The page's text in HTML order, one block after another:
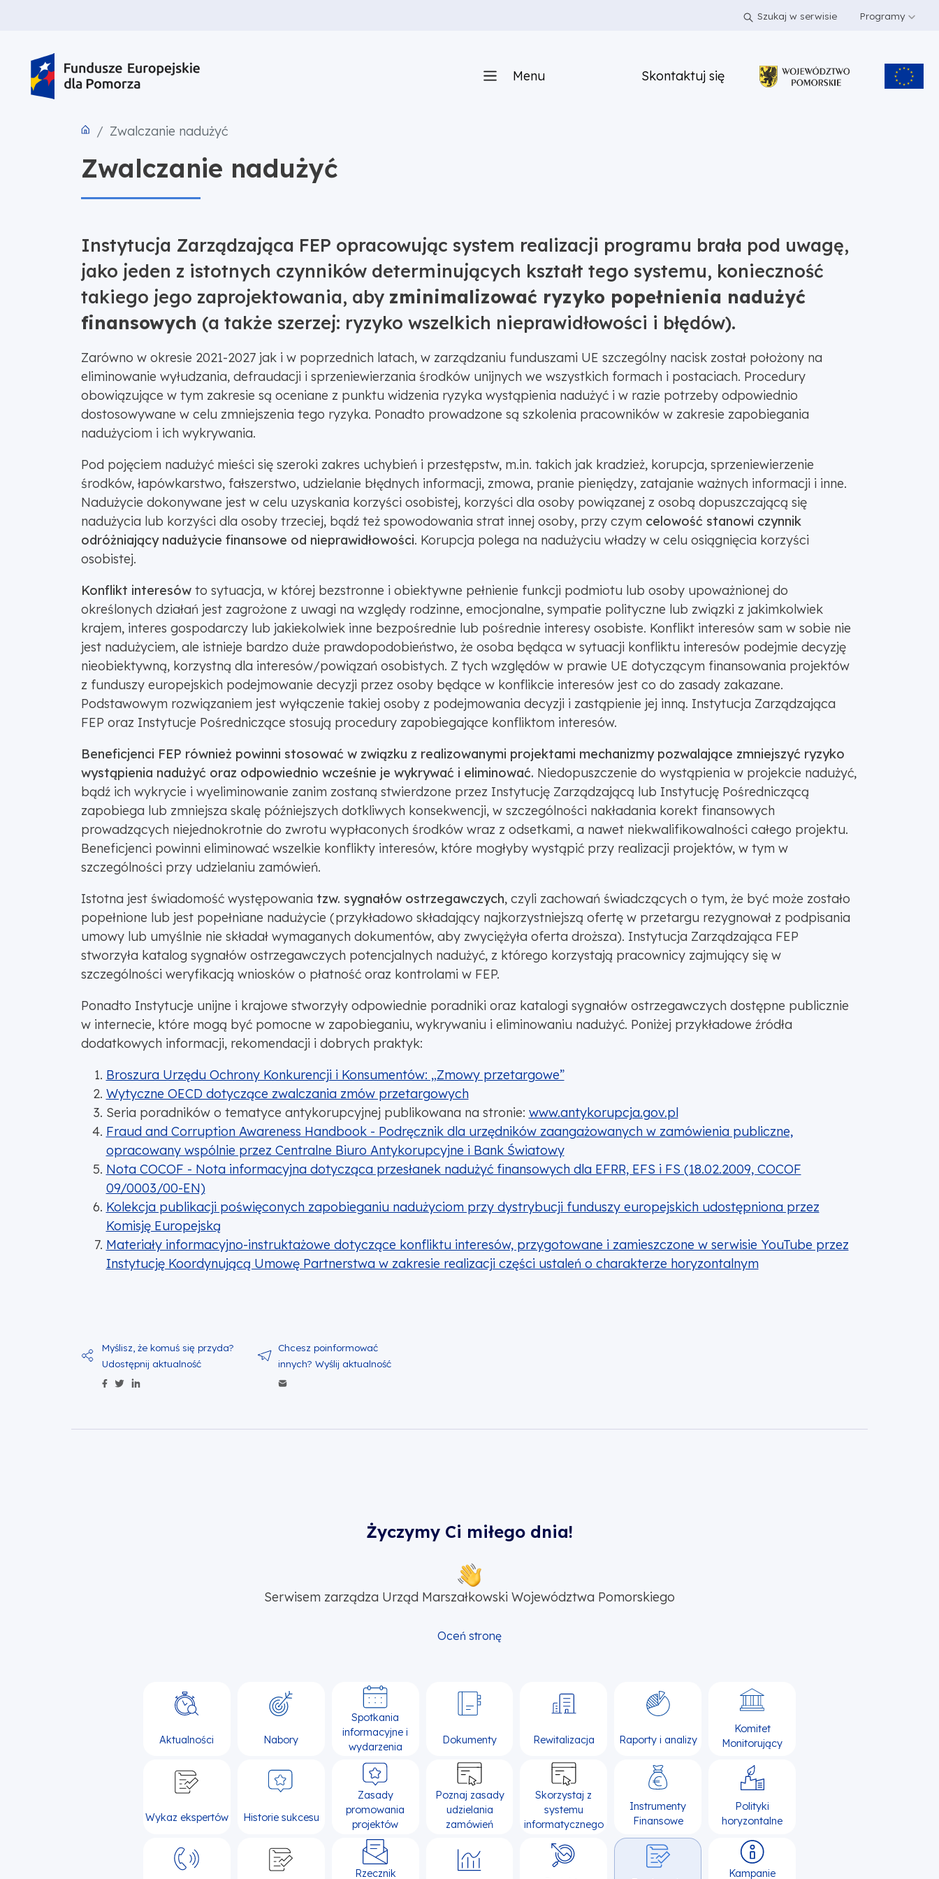
Szukaj w serwisie Programy
Menu Skontaktuj się
Zwalczanie nadużyć
Zwalczanie nadużyć
Instytucja Zarządzająca FEP opracowując system realizacji programu brała pod uwagę,
jako jeden z istotnych czynników determinujących kształt tego systemu, konieczność
takiego jego zaprojektowania, aby zminimalizować ryzyko popełnienia nadużyć
finansowych (a także szerzej: ryzyko wszelkich nieprawidłowości i błędów).
Zarówno w okresie 2021-2027 jak i w poprzednich latach, w zarządzaniu funduszami UE szczególny nacisk został położony na
eliminowanie wyłudzania, defraudacji i sprzeniewierzania środków unijnych we wszystkich formach i postaciach. Procedury
obowiązujące w tym zakresie są oceniane z punktu widzenia ryzyka wystąpienia nadużyć i w razie potrzeby odpowiednio
dostosowywane w celu zmniejszenia tego ryzyka. Ponadto prowadzone są szkolenia pracowników w zakresie zapobiegania
nadużyciom i ich wykrywania.
Pod pojęciem nadużyć mieści się szeroki zakres uchybień i przestępstw, m.in. takich jak kradzież, korupcja, sprzeniewierzenie
środków, łapówkarstwo, fałszerstwo, udzielanie błędnych informacji, zmowa, pranie pieniędzy, zatajanie ważnych informacji i inne.
Nadużycie dokonywane jest w celu uzyskania korzyści osobistej, korzyści dla osoby powiązanej z osobą dopuszczającą się
nadużycia lub korzyści dla osoby trzeciej, bądź też spowodowania strat innej osoby, przy czym celowość stanowi czynnik
odróżniający nadużycie finansowe od nieprawidłowości. Korupcja polega na nadużyciu władzy w celu osiągnięcia korzyści
osobistej.
Konflikt interesówto sytuacja, w której bezstronne i obiektywne pełnienie funkcji podmiotu lub osoby upoważnionej do
określonych działań jest zagrożone z uwagi na względy rodzinne, emocjonalne, sympatie polityczne lub związki z jakimkolwiek
krajem, interes gospodarczy lub jakiekolwiek inne bezpośrednie lub pośrednie interesy osobiste. Konflikt interesów sam w sobie nie
jest nadużyciem, ale istnieje bardzo duże prawdopodobieństwo, że osoba będąca w sytuacji konfliktu interesów podejmie decyzję
nieobiektywną, korzystną dla interesów/powiązań osobistych. Z tych względów w prawie UE dotyczącym finansowania projektów
z funduszy europejskich podejmowanie decyzji przez osoby będące w konflikcie interesów jest co do zasady zakazane.
Podstawowym rozwiązaniem jest wyłączenie takiej osoby z podejmowania decyzji i zastąpienie jej inną. Instytucja Zarządzająca
FEP oraz Instytucje Pośredniczące stosują procedury zapobiegające konfliktom interesów.
Beneficjenci FEP również powinni stosować w związku z realizowanymi projektami mechanizmy pozwalające zmniejszyć ryzyko
wystąpienia nadużyć oraz odpowiednio wcześnie je wykrywać i eliminować. Niedopuszczenie do wystąpienia w projekcie nadużyć,
bądź ich wykrycie i wyeliminowanie zanim zostaną stwierdzone przez Instytucję Zarządzającą lub Instytucję Pośredniczącą
zapobiega lub zmniejsza skalę późniejszych dotkliwych konsekwencji, w szczególności nakładania korekt finansowych
prowadzących niejednokrotnie do zwrotu wypłaconych środków wraz z odsetkami, a nawet niekwalifikowalności całego projektu.
Beneficjenci powinni eliminować wszelkie konflikty interesów, które mogłyby wystąpić przy realizacji projektów, w tym w
szczególności przy udzielaniu zamówień.
Istotna jest świadomość występowania tzw. sygnałów ostrzegawczych, czyli zachowań świadczących o tym, że być może zostało
popełnione lub jest popełniane nadużycie (przykładowo składający najkorzystniejszą ofertę w przetargu rezygnował z podpisania
umowy lub umyślnie nie składał wymaganych dokumentów, aby zwyciężyła oferta droższa). Instytucja Zarządzająca FEP
stworzyła katalog sygnałów ostrzegawczych potencjalnych nadużyć, z którego korzystają pracownicy zajmujący się w
szczególności weryfikacją wniosków o płatność oraz kontrolami w FEP.
Ponadto Instytucje unijne i krajowe stworzyły odpowiednie poradniki oraz katalogi sygnałów ostrzegawczych dostępne publicznie
w internecie, które mogą być pomocne w zapobieganiu, wykrywaniu i eliminowaniu nadużyć. Poniżej przykładowe źródła
dodatkowych informacji, rekomendacji i dobrych praktyk:
Broszura Urzędu Ochrony Konkurencji i Konsumentów: „Zmowy przetargowe”
Wytyczne OECD dotyczące zwalczania zmów przetargowych
Seria poradników o tematyce antykorupcyjnej publikowana na stronie: www.antykorupcja.gov.pl
Fraud and Corruption Awareness Handbook - Podręcznik dla urzędników zaangażowanych w zamówienia publiczne,
opracowany wspólnie przez Centralne Biuro Antykorupcyjne i Bank Światowy
Nota COCOF - Nota informacyjna dotycząca przesłanek nadużyć finansowych dla EFRR, EFS i FS (18.02.2009, COCOF
09/0003/00-EN)
Kolekcja publikacji poświęconych zapobieganiu nadużyciom przy dystrybucji funduszy europejskich udostępniona przez
Komisję Europejską
Materiały informacyjno-instruktażowe dotyczące konfliktu interesów, przygotowane i zamieszczone w serwisie YouTube przez
Instytucję Koordynującą Umowę Partnerstwa w zakresie realizacji części ustaleń o charakterze horyzontalnym
Udostępnij zawartość na Facebook
Udostępnij zawartość na Twitter
Udostępnij zawartość na Linkedin
Życzymy Ci miłego dnia!
Serwisem zarządza Urząd Marszałkowski Województwa Pomorskiego
Oceń stronę
Aktualności Nabory
Spotkania
informacyjne i
wydarzenia
Dokumenty Rewitalizacja Raporty i analizy
Komitet
Monitorujący
Wykaz ekspertów Historie sukcesu
Zasady
promowania
projektów
Poznaj zasady
udzielania
zamówień
Skorzystaj z
systemu
informatycznego
Instrumenty
Finansowe
Polityki
horyzontalne
Rzecznik
Kampanie